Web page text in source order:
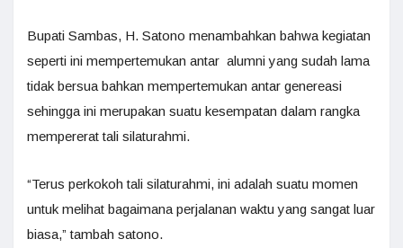
Bupati Sambas, H. Satono menambahkan bahwa kegiatan
seperti ini mempertemukan antar alumni yang sudah lama
tidak bersua bahkan mempertemukan antar genereasi
sehingga ini merupakan suatu kesempatan dalam rangka
mempererat tali silaturahmi.
“Terus perkokoh tali silaturahmi, ini adalah suatu momen
untuk melihat bagaimana perjalanan waktu yang sangat luar
biasa,” tambah satono.